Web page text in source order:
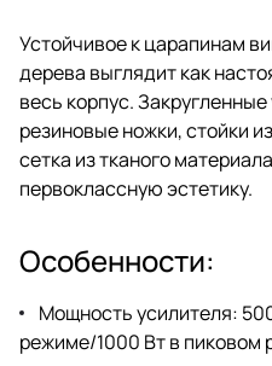
Устойчивое к царапинам
дерева выглядит как
весь корпус.
резиновые ножки, стойки
сетка из тканого
первоклассную эстетику.
Особенности:
Мощность усилителя:
режиме/1000 Вт в пиковом